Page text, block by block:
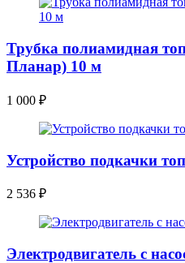
Трубка полиамидная
Планар) 10 м
1 000 ₽
Устройство подкачки
2 536 ₽
Электродвигатель с